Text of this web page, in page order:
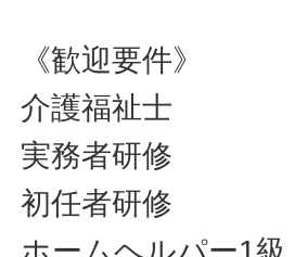
《歓迎要件》
介護福祉士
実務者研修
初任者研修